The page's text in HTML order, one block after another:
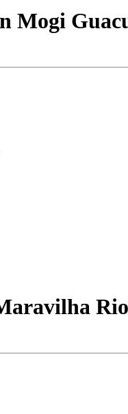
Mogi
Rio